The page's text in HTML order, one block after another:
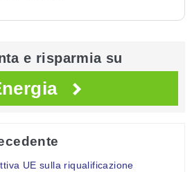
e risparmia su
UE sulla riqualificazione